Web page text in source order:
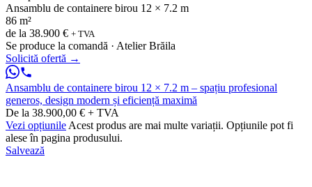
Ansamblu de containere birou 12 × 7.2 m
86 m²
de la 38.900 € + TVA
Se produce la comandă · Atelier Brăila
Solicită ofertă →
Ansamblu de containere birou 12 × 7.2 m – spațiu profesional
generos, design modern și eficiență maximă
De la 38.900,00 € + TVA
Vezi opțiunile Acest produs are mai multe variații. Opțiunile pot fi
alese în pagina produsului.
Salvează